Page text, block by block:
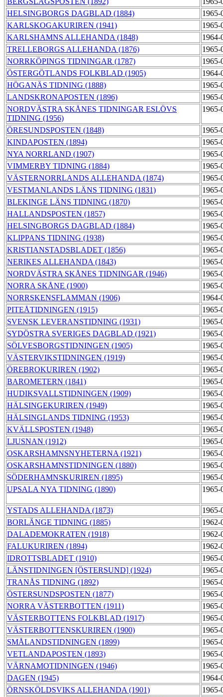
HELSINGBORGS DAGBLAD (1884)
KARLSKOGAKURIREN (1941)
KARLSHAMNS ALLEHANDA (1848)
TRELLEBORGS ALLEHANDA (1876)
NORRKÖPINGS TIDNINGAR (1787)
ÖSTERGÖTLANDS FOLKBLAD (1905)
HÖGANÄS TIDNING (1888)
LANDSKRONAPOSTEN (1896)
NORDVÄSTRA SKÅNES TIDNINGAR ESLÖVS
TIDNING (1956)
ÖRESUNDSPOSTEN (1848)
KINDAPOSTEN (1894)
NYA NORRLAND (1907)
VIMMERBY TIDNING (1884)
VÄSTERNORRLANDS ALLEHANDA (1874)
VESTMANLANDS LÄNS TIDNING (1831)
BLEKINGE LÄNS TIDNING (1870)
HALLANDSPOSTEN (1857)
HELSINGBORGS DAGBLAD (1884)
KLIPPANS TIDNING (1938)
KRISTIANSTADSBLADET (1856)
NERIKES ALLEHANDA (1843)
NORDVÄSTRA SKÅNES TIDNINGAR (1946)
NORRA SKÅNE (1900)
NORRSKENSFLAMMAN (1906)
PITEÅTIDNINGEN (1915)
SVENSK LEVERANSTIDNING (1931)
SYDÖSTRA SVERIGES DAGBLAD (1921)
SÖLVESBORGSTIDNINGEN (1905)
VÄSTERVIKSTIDNINGEN (1919)
ÖREBROKURIREN (1902)
BAROMETERN (1841)
HUDIKSVALLSTIDNINGEN (1909)
HÄLSINGEKURIREN (1949)
HÄLSINGLANDS TIDNING (1953)
KVÄLLSPOSTEN (1948)
LJUSNAN (1912)
OSKARSHAMNSNYHETERNA (1921)
OSKARSHAMNSTIDNINGEN (1880)
SÖDERHAMNSKURIREN (1895)
UPSALA NYA TIDNING (1890)
YSTADS ALLEHANDA (1873)
BORLÄNGE TIDNING (1885)
DALADEMOKRATEN (1918)
FALUKURIREN (1894)
IDROTTSBLADET (1910)
LÄNSTIDNINGEN [ÖSTERSUND] (1924)
TRANÅS TIDNING (1892)
ÖSTERSUNDSPOSTEN (1877)
NORRA VÄSTERBOTTEN (1911)
VÄSTERBOTTENS FOLKBLAD (1917)
VÄSTERBOTTENSKURIREN (1900)
SMÅLANDSTIDNINGEN (1899)
VETLANDAPOSTEN (1893)
VÄRNAMOTIDNINGEN (1946)
DAGEN (1945)
ÖRNSKÖLDSVIKS ALLEHANDA (1901)